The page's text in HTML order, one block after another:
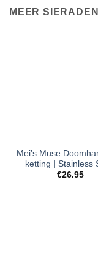
MEER
Mei’s Muse
ketting | Stainless
€26.95